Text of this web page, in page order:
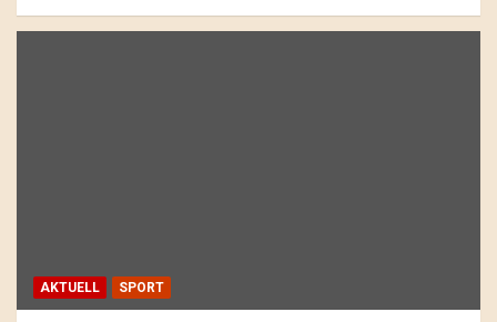
AKTUELL SPORT